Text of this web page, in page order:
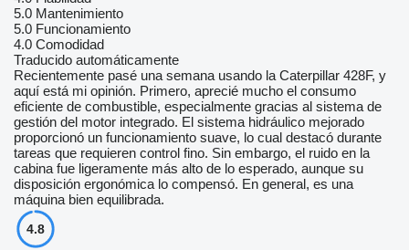
5.0 Mantenimiento
5.0 Funcionamiento
4.0 Comodidad
Traducido automáticamente
Recientemente pasé una semana usando la Caterpillar 428F, y
aquí está mi opinión. Primero, aprecié mucho el consumo
eficiente de combustible, especialmente gracias al sistema de
gestión del motor integrado. El sistema hidráulico mejorado
proporcionó un funcionamiento suave, lo cual destacó durante
tareas que requieren control fino. Sin embargo, el ruido en la
cabina fue ligeramente más alto de lo esperado, aunque su
disposición ergonómica lo compensó. En general, es una
máquina bien equilibrada.
4.8